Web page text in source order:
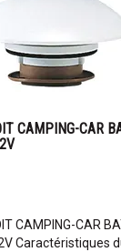
CAMPING-CAR
CAMPING-CAR
Caractéristiques